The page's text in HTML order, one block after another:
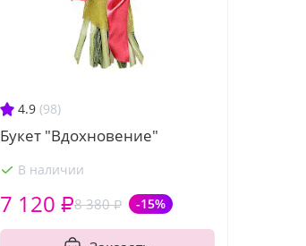
4.9 (98)
Букет "Вдохновение"
В наличии
8 380 ₽ -15%
7 120 ₽